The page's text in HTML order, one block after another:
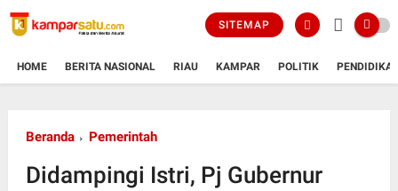
SITEMAP
HOME BERITA NASIONAL RIAU KAMPAR POLITIK
Beranda Pemerintah
Didampingi Istri, Pj Gubernur